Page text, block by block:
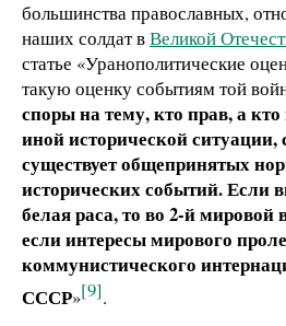
большинства православных,
наших солдат вВеликой
статье «Уранополитические
такую оценку событиям той
споры на тему, кто прав, а
иной исторической ситуации,
существует общепринятых
исторических событий. Если
белая раса, то во 2-й мировой
если интересы мирового
коммунистического
СССР»[9].